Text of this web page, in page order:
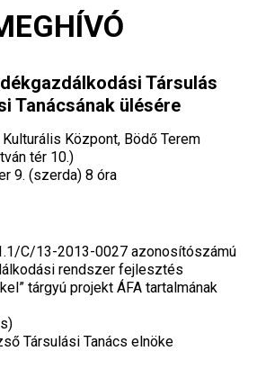
Társulás
Tanácsának ülésére
Központ, Bödő Terem
tér 10.)
9. (szerda) 8 óra
C/13-2013-0027 azonosítószámú
rendszer fejlesztés
tárgyú projekt ÁFA tartalmának
Társulási Tanács elnöke